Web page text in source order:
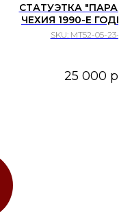
СТАТУЭТКА "ПАРА
ЧЕХИЯ 1990-Е ГОДЫ.
DUX
SKU: МТ52-05-23-
25 000 р.